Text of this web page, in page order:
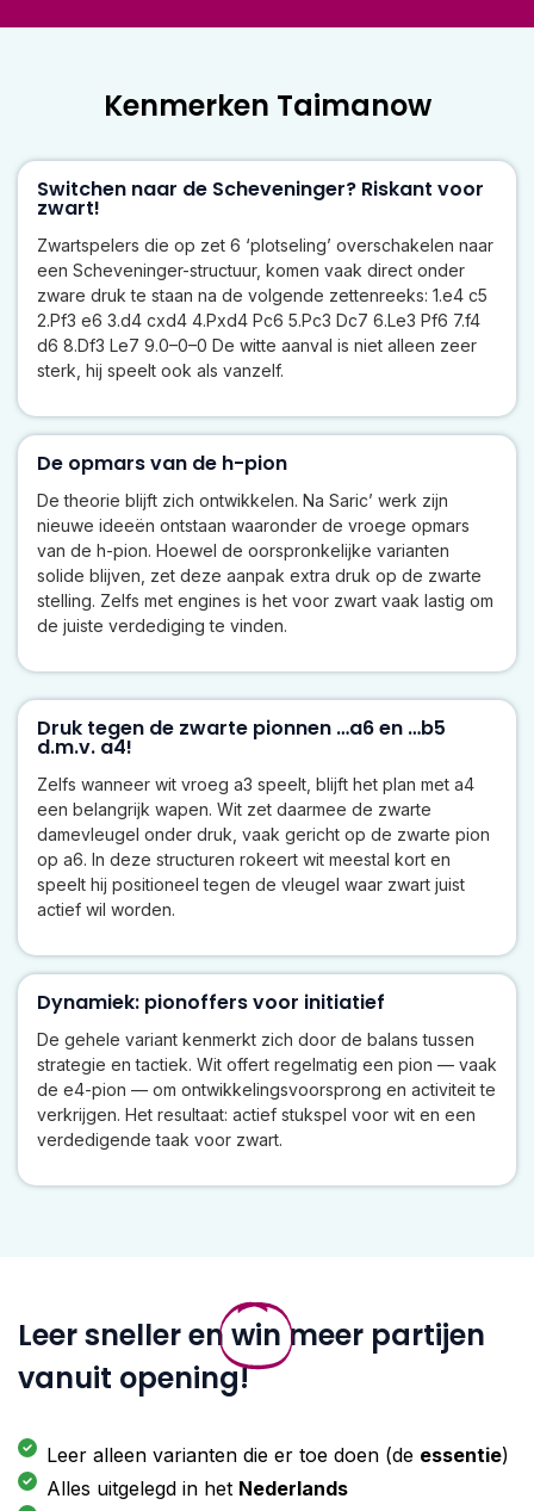
Kenmerken Taimanow
Switchen naar de Scheveninger? Riskant voor
zwart!
Zwartspelers die op zet 6 ‘plotseling’ overschakelen naar
een Scheveninger-structuur, komen vaak direct onder
zware druk te staan na de volgende zettenreeks: 1.e4 c5
2.Pf3 e6 3.d4 cxd4 4.Pxd4 Pc6 5.Pc3 Dc7 6.Le3 Pf6 7.f4
d6 8.Df3 Le7 9.0–0–0 De witte aanval is niet alleen zeer
sterk, hij speelt ook als vanzelf.
De opmars van de h-pion
De theorie blijft zich ontwikkelen. Na Saric’ werk zijn
nieuwe ideeën ontstaan waaronder de vroege opmars
van de h-pion. Hoewel de oorspronkelijke varianten
solide blijven, zet deze aanpak extra druk op de zwarte
stelling. Zelfs met engines is het voor zwart vaak lastig om
de juiste verdediging te vinden.
Druk tegen de zwarte pionnen …a6 en …b5
d.m.v. a4!
Zelfs wanneer wit vroeg a3 speelt, blijft het plan met a4
een belangrijk wapen. Wit zet daarmee de zwarte
damevleugel onder druk, vaak gericht op de zwarte pion
op a6. In deze structuren rokeert wit meestal kort en
speelt hij positioneel tegen de vleugel waar zwart juist
actief wil worden.
Dynamiek: pionoffers voor initiatief
De gehele variant kenmerkt zich door de balans tussen
strategie en tactiek. Wit offert regelmatig een pion — vaak
de e4-pion — om ontwikkelingsvoorsprong en activiteit te
verkrijgen. Het resultaat: actief stukspel voor wit en een
verdedigende taak voor zwart.
Leer sneller enwinmeer partijen
vanuit opening!
Leer alleen varianten die er toe doen (de essentie)
Alles uitgelegd in het Nederlands